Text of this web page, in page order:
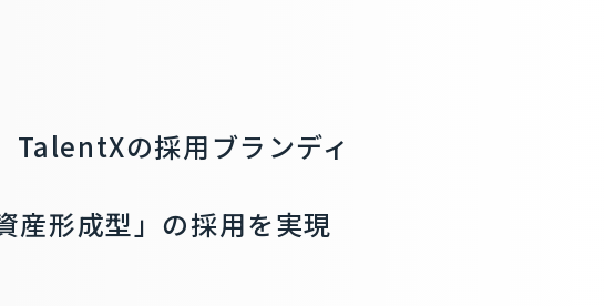
TalentXの採用ブランディ
産形成型」の採用を実現